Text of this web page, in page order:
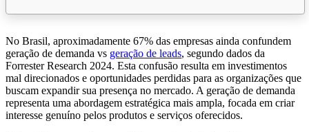
No Brasil, aproximadamente 67% das empresas ainda confundem
geração de demanda vs geração de leads, segundo dados da
Forrester Research 2024. Esta confusão resulta em investimentos
mal direcionados e oportunidades perdidas para as organizações que
buscam expandir sua presença no mercado. A geração de demanda
representa uma abordagem estratégica mais ampla, focada em criar
interesse genuíno pelos produtos e serviços oferecidos.